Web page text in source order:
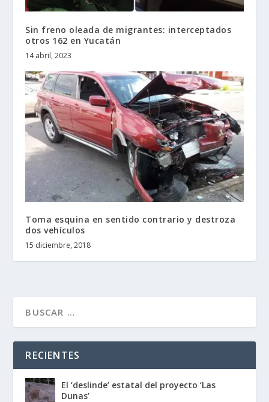
Sin freno oleada de migrantes: interceptados
otros 162 en Yucatán
14 abril, 2023
Toma esquina en sentido contrario y destroza
dos vehículos
15 diciembre, 2018
RECIENTES
El ‘deslinde’ estatal del proyecto ‘Las
Dunas’